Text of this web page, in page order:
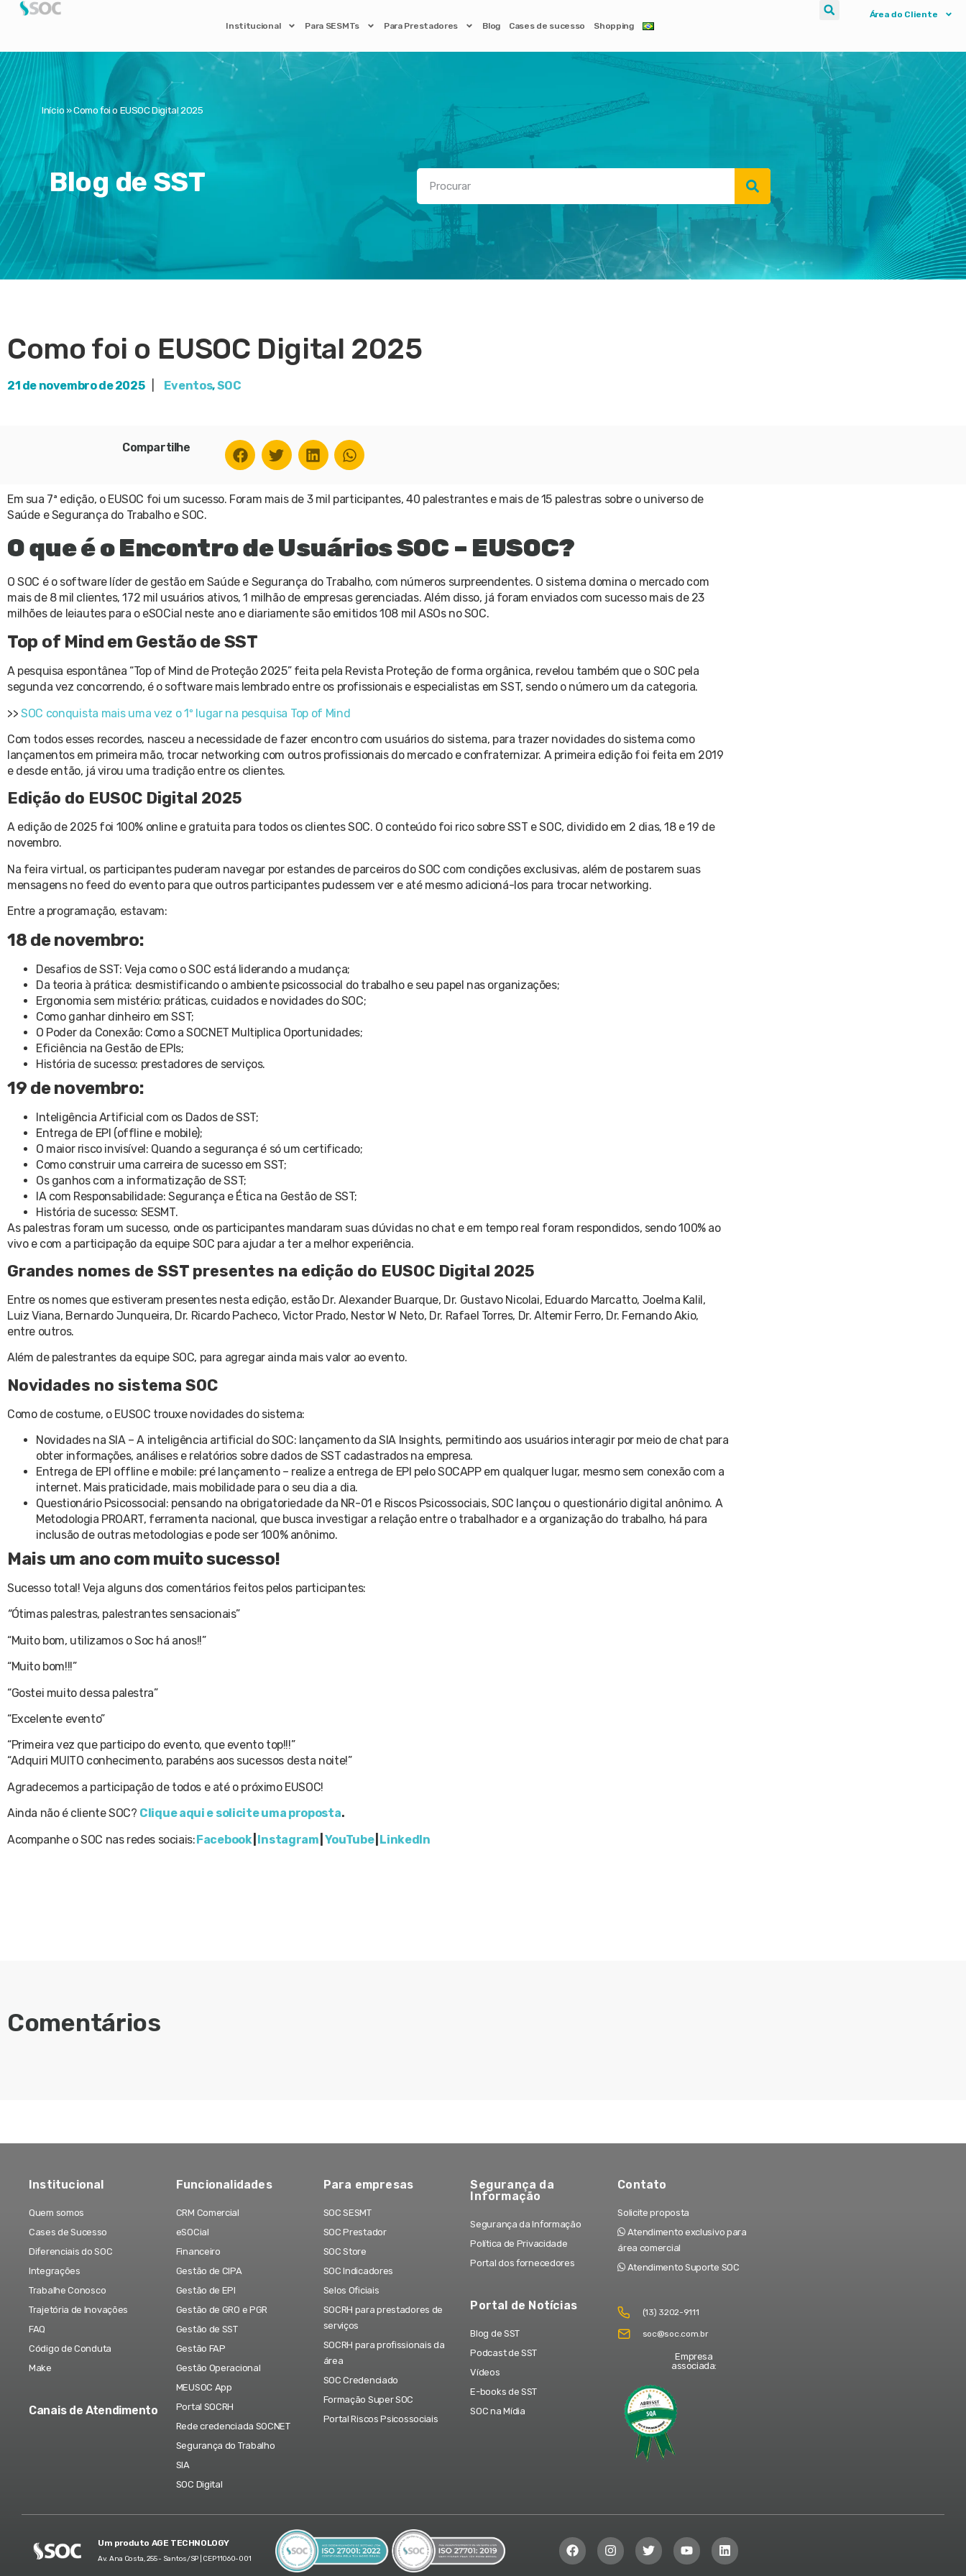
Institucional Para SESMTs Para Prestadores Blog Cases de sucesso Shopping
Área do Cliente
Início»Como foi o EUSOC Digital 2025
Blog de SST
Como foi o EUSOC Digital 2025
21 de novembro de 2025 Eventos,SOC
Compartilhe
Em sua 7ª edição, o EUSOC foi um sucesso. Foram mais de 3 mil participantes, 40 palestrantes e mais de 15 palestras sobre o universo de
Saúde e Segurança do Trabalho e SOC.
O que é o Encontro de Usuários SOC – EUSOC?
O SOC é o software líder de gestão em Saúde e Segurança do Trabalho, com números surpreendentes. O sistema domina o mercado com
mais de 8 mil clientes, 172 mil usuários ativos, 1 milhão de empresas gerenciadas. Além disso, já foram enviados com sucesso mais de 23
milhões de leiautes para o eSOCial neste ano e diariamente são emitidos 108 mil ASOs no SOC.
Top of Mind em Gestão de SST
A pesquisa espontânea “Top of Mind de Proteção 2025” feita pela Revista Proteção de forma orgânica, revelou também que o SOC pela
segunda vez concorrendo, é o software mais lembrado entre os profissionais e especialistas em SST, sendo o número um da categoria.
>> SOC conquista mais uma vez o 1º lugar na pesquisa Top of Mind
Com todos esses recordes, nasceu a necessidade de fazer encontro com usuários do sistema, para trazer novidades do sistema como
lançamentos em primeira mão, trocar networking com outros profissionais do mercado e confraternizar. A primeira edição foi feita em 2019
e desde então, já virou uma tradição entre os clientes.
Edição do EUSOC Digital 2025
A edição de 2025 foi 100% online e gratuita para todos os clientes SOC. O conteúdo foi rico sobre SST e SOC, dividido em 2 dias, 18 e 19 de
novembro.
Na feira virtual, os participantes puderam navegar por estandes de parceiros do SOC com condições exclusivas, além de postarem suas
mensagens no feed do evento para que outros participantes pudessem ver e até mesmo adicioná-los para trocar networking.
Entre a programação, estavam:
18 de novembro:
Desafios de SST: Veja como o SOC está liderando a mudança;
Da teoria à prática: desmistificando o ambiente psicossocial do trabalho e seu papel nas organizações;
Ergonomia sem mistério: práticas, cuidados e novidades do SOC;
Como ganhar dinheiro em SST;
O Poder da Conexão: Como a SOCNET Multiplica Oportunidades;
Eficiência na Gestão de EPIs;
História de sucesso: prestadores de serviços.
19 de novembro:
Inteligência Artificial com os Dados de SST;
Entrega de EPI (offline e mobile);
O maior risco invisível: Quando a segurança é só um certificado;
Como construir uma carreira de sucesso em SST;
Os ganhos com a informatização de SST;
IA com Responsabilidade: Segurança e Ética na Gestão de SST;
História de sucesso: SESMT.
As palestras foram um sucesso, onde os participantes mandaram suas dúvidas no chat e em tempo real foram respondidos, sendo 100% ao
vivo e com a participação da equipe SOC para ajudar a ter a melhor experiência.
Grandes nomes de SST presentes na edição do EUSOC Digital 2025
Entre os nomes que estiveram presentes nesta edição, estão Dr. Alexander Buarque, Dr. Gustavo Nicolai, Eduardo Marcatto, Joelma Kalil,
Luiz Viana, Bernardo Junqueira, Dr. Ricardo Pacheco, Victor Prado, Nestor W Neto, Dr. Rafael Torres, Dr. Altemir Ferro, Dr. Fernando Akio,
entre outros.
Além de palestrantes da equipe SOC, para agregar ainda mais valor ao evento.
Novidades no sistema SOC
Como de costume, o EUSOC trouxe novidades do sistema:
Novidades na SIA – A inteligência artificial do SOC: lançamento da SIA Insights, permitindo aos usuários interagir por meio de chat para
obter informações, análises e relatórios sobre dados de SST cadastrados na empresa.
Entrega de EPI offline e mobile: pré lançamento – realize a entrega de EPI pelo SOCAPP em qualquer lugar, mesmo sem conexão com a
internet. Mais praticidade, mais mobilidade para o seu dia a dia.
Questionário Psicossocial: pensando na obrigatoriedade da NR-01 e Riscos Psicossociais, SOC lançou o questionário digital anônimo. A
Metodologia PROART, ferramenta nacional, que busca investigar a relação entre o trabalhador e a organização do trabalho, há para
inclusão de outras metodologias e pode ser 100% anônimo.
Mais um ano com muito sucesso!
Sucesso total! Veja alguns dos comentários feitos pelos participantes:
“Ótimas palestras, palestrantes sensacionais”
“Muito bom, utilizamos o Soc há anos!!”
“Muito bom!!!”
“Gostei muito dessa palestra”
“Excelente evento”
“Primeira vez que participo do evento, que evento top!!!”
“Adquiri MUITO conhecimento, parabéns aos sucessos desta noite!”
Agradecemos a participação de todos e até o próximo EUSOC!
Ainda não é cliente SOC? Clique aqui e solicite uma proposta.
Acompanhe o SOC nas redes sociais:Facebook Instagram YouTube| LinkedIn
Comentários
Institucional
Quem somos
Cases de Sucesso
Diferenciais do SOC
Integrações
Trabalhe Conosco
Trajetória de Inovações
FAQ
Código de Conduta
Make
Canais de Atendimento
Funcionalidades
CRM Comercial
eSOCial
Financeiro
Gestão de CIPA
Gestão de EPI
Gestão de GRO e PGR
Gestão de SST
Gestão FAP
Gestão Operacional
MEUSOC App
Portal SOCRH
Rede credenciada SOCNET
Segurança do Trabalho
SIA
SOC Digital
Para empresas
SOC SESMT
SOC Prestador
SOC Store
SOC Indicadores
Selos Oficiais
SOCRH para prestadores de
serviços
SOCRH para profissionais da
área
SOC Credenciado
Formação Super SOC
Portal Riscos Psicossociais
Segurança da
Informação
Segurança da Informação
Política de Privacidade
Portal dos fornecedores
Portal de Notícias
Blog de SST
Podcast de SST
Vídeos
E-books de SST
SOC na Mídia
Contato
Solicite proposta
Atendimento exclusivo para
área comercial
Atendimento Suporte SOC
(13) 3202-9111
soc@soc.com.br
Empresa
associada:
Um produto AGE TECHNOLOGY
Av. Ana Costa, 255 - Santos/SP | CEP 11060-001